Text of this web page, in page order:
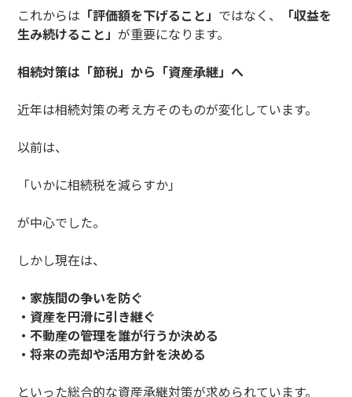
これからは 「評価額を下げること」 ではなく、
「収益を
生み続けること」が重要になります。
相続対策は「節税」から「資産承継」へ
近年は相続対策の考え方そのものが変化しています。
以前は、
「いかに相続税を減らすか」
が中心でした。
しかし現在は、
・家族間の争いを防ぐ
・資産を円滑に引き継ぐ
・不動産の管理を誰が行うか決める
・将来の売却や活用方針を決める
といった総合的な資産承継対策が求められています。